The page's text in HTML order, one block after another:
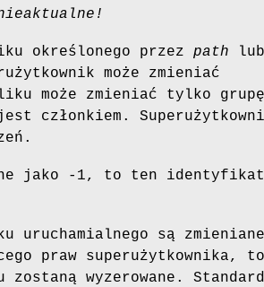
określonego przez path lub
może zmieniać
może zmieniać tylko grupę
członkiem.
jako -1, to ten
są zmieniane
praw superużytkownika, to
wyzerowane. Standard